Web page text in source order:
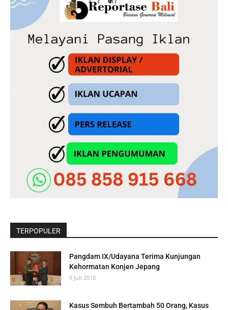
TERPOPULER
Pangdam IX/Udayana Terima Kunjungan
Kehormatan Konjen Jepang
9 Juli 2018
Kasus Sembuh Bertambah 50 Orang, Kasus